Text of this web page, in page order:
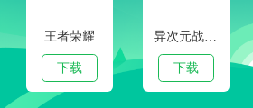
王者荣耀
下载
异次元战姬手游下载
下载